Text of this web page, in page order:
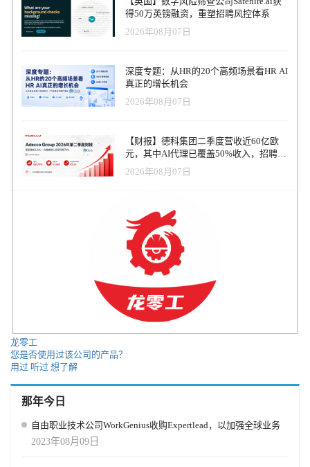
得50万英镑融资，重塑招聘风控体系
2026年08月07日
深度专题：从HR的20个高频场景看HR AI
真正的增长机会
2026年08月07日
【财报】德科集团二季度营收近60亿欧
元，其中AI代理已覆盖50%收入，招聘服
务进入运营重构阶段
2026年08月07日
龙零工
您是否使用过该公司的产品？
用过 听过 想了解
那年今日
自由职业技术公司WorkGenius收购Expertlead，以加强全球业务
2023年08月09日